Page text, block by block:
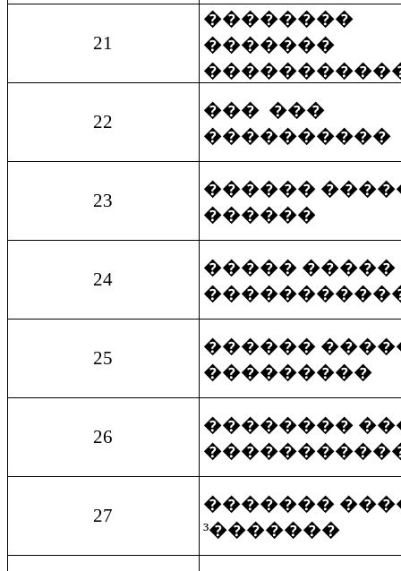
21
��������
�������
22
��� ���
����������
23
������
������
24
����� �����
25
������
���������
26
��������
27
�������
³�������